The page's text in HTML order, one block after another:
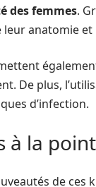
des femmes.
anatomie
De plus,
d’infection.
à la
de ces